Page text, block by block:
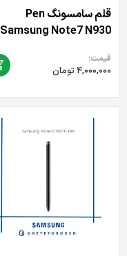
قلم سامسونگ Pen
Samsung Note7 N930
قیمت:
۴,۰۰۰,۰۰۰ تومان